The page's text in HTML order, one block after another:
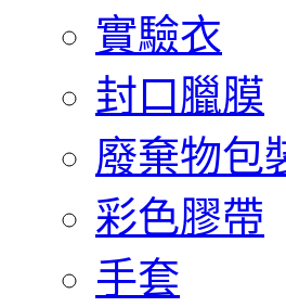
實驗衣
封口臘膜
廢棄物包
彩色膠帶
手套